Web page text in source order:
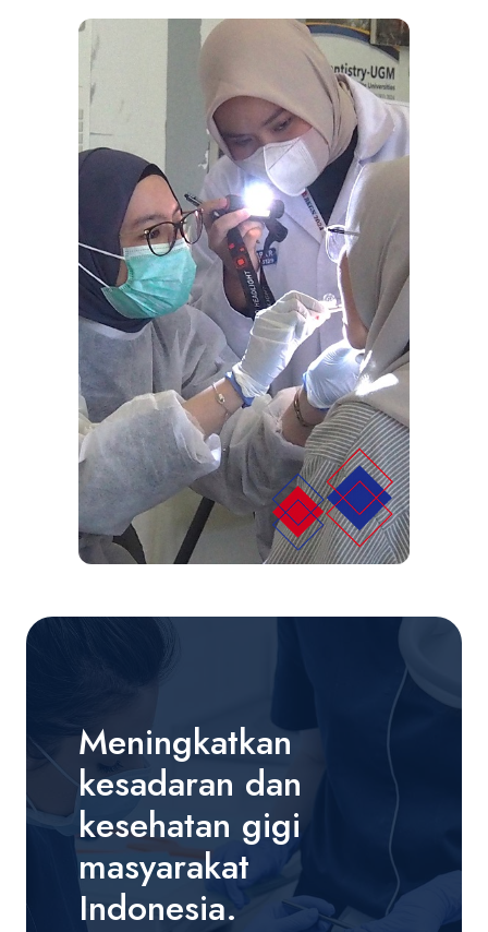
Meningkatkan
kesadaran dan
kesehatan gigi
masyarakat
Indonesia.